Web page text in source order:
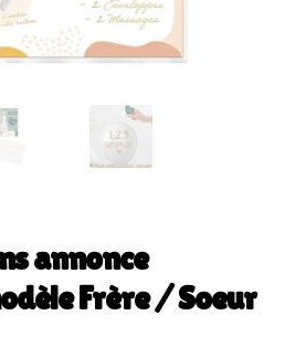
annonce
Frère / Soeur